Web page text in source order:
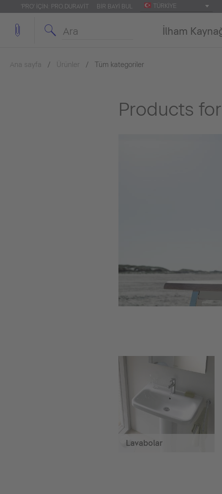
'PRO' IÇIN: PRO.DURAVIT BIR BAYI BUL TÜRKIYE
İlham
Ana sayfa Ürünler Tüm kategoriler
Products
Lavabolar